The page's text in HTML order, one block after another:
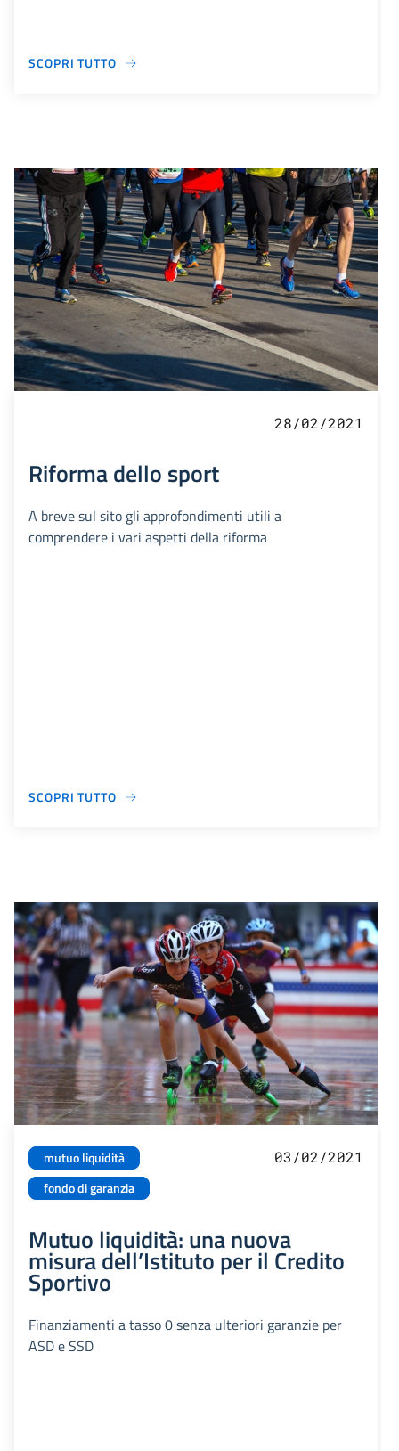
SCOPRI TUTTO
28/02/2021
Riforma dello sport
A breve sul sito gli approfondimenti utili a
comprendere i vari aspetti della riforma
SCOPRI TUTTO
mutuo liquidità
fondo di garanzia
03/02/2021
Mutuo liquidità: una nuova
misura dell’Istituto per il Credito
Sportivo
Finanziamenti a tasso 0 senza ulteriori garanzie per
ASD e SSD